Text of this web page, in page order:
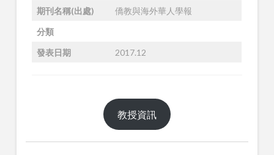
期刊名稱(出處)
僑教與海外華人學報
分類
發表日期
2017.12
教授資訊